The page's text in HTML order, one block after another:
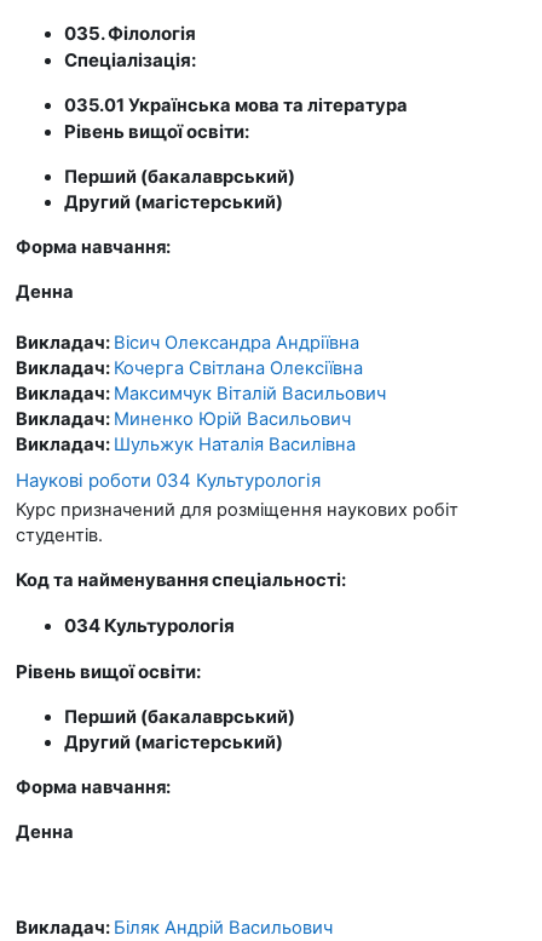
035. Філологія
Спеціалізація:
035.01 Українська мова та література
Рівень вищої освіти:
Перший (бакалаврський)
Другий (магістерський)
Форма навчання:
Денна
Викладач: Вісич Олександра Андріївна
Викладач: Кочерга Світлана Олексіївна
Викладач: Максимчук Віталій Васильович
Викладач: Миненко Юрій Васильович
Викладач: Шульжук Наталія Василівна
Наукові роботи 034 Культурологія
Курс призначений для розміщення наукових робіт
студентів.
Код та найменування спеціальності:
034 Культурологія
Рівень вищої освіти:
Перший (бакалаврський)
Другий (магістерський)
Форма навчання:
Денна
Викладач: Біляк Андрій Васильович